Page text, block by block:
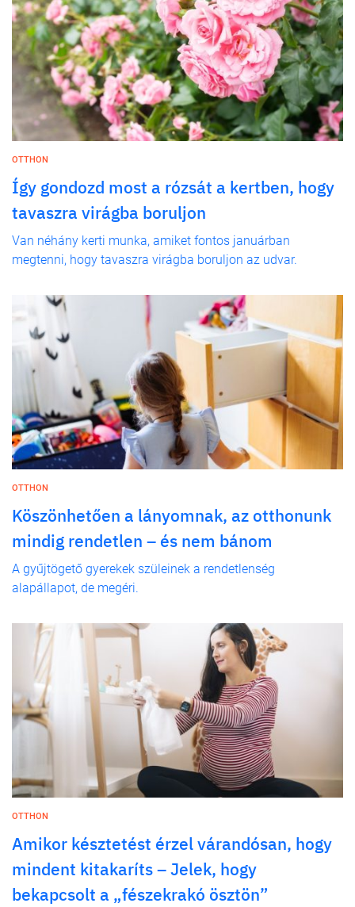
OTTHON
Így gondozd most a rózsát a kertben, hogy
tavaszra virágba boruljon
Van néhány kerti munka, amiket fontos januárban
megtenni, hogy tavaszra virágba boruljon az udvar.
OTTHON
Köszönhetően a lányomnak, az otthonunk
mindig rendetlen – és nem bánom
A gyűjtögető gyerekek szüleinek a rendetlenség
alapállapot, de megéri.
OTTHON
Amikor késztetést érzel várandósan, hogy
mindent kitakaríts – Jelek, hogy
bekapcsolt a „fészekrakó ösztön”